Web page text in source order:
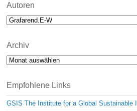
Autoren
Archiv
Archiv
Empfohlene Links
GSIS The Institute for a Global Sustainable